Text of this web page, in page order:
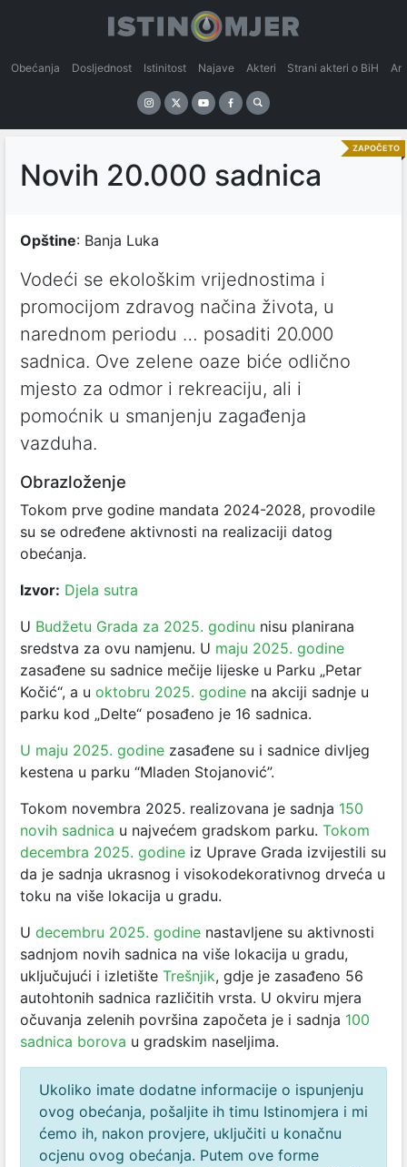
Obećanja Dosljednost Istinitost Najave Akteri Strani akteri o BiH
ZAPOČETO
Novih 20.000 sadnica
Opštine: Banja Luka
Vodeći se ekološkim vrijednostima i
promocijom zdravog načina života, u
narednom periodu … posaditi 20.000
sadnica. Ove zelene oaze biće odlično
mjesto za odmor i rekreaciju, ali i
pomoćnik u smanjenju zagađenja
vazduha.
Obrazloženje
Tokom prve godine mandata 2024-2028, provodile
su se određene aktivnosti na realizaciji datog
obećanja.
Izvor: Djela sutra
U Budžetu Grada za 2025. godinu nisu planirana
sredstva za ovu namjenu. U maju 2025. godine
zasađene su sadnice mečije lijeske u Parku „Petar
Kočić“, a u oktobru 2025. godine na akciji sadnje u
parku kod „Delte“ posađeno je 16 sadnica.
U maju 2025. godine zasađene su i sadnice divljeg
kestena u parku “Mladen Stojanović”.
Tokom novembra 2025. realizovana je sadnja 150
novih sadnica u najvećem gradskom parku. Tokom
decembra 2025. godine iz Uprave Grada izvijestili su
da je sadnja ukrasnog i visokodekorativnog drveća u
toku na više lokacija u gradu.
U decembru 2025. godine nastavljene su aktivnosti
sadnjom novih sadnica na više lokacija u gradu,
uključujući i izletište Trešnjik, gdje je zasađeno 56
autohtonih sadnica različitih vrsta. U okviru mjera
očuvanja zelenih površina započeta je i sadnja 100
sadnica borova u gradskim naseljima.
Ukoliko imate dodatne informacije o ispunjenju
ovog obećanja, pošaljite ih timu Istinomjera i mi
ćemo ih, nakon provjere, uključiti u konačnu
ocjenu ovog obećanja. Putem ove forme